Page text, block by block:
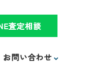
お問い合わせ
査定相談